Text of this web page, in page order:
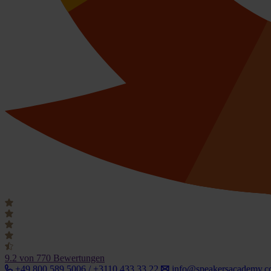
9.2 von 770 Bewertungen
+49 800 589 5006 / +3110 433 33 22